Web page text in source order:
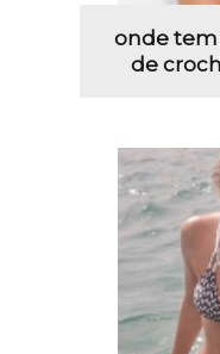
onde
de